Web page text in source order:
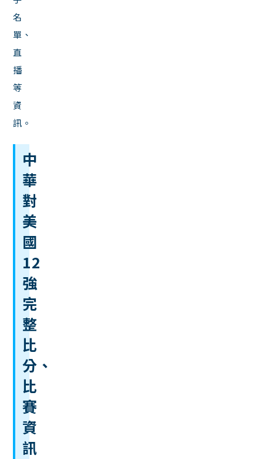
名
單、
直
播
等
資
訊。
中
華
對
美
國
12
強
完
整
比
分、
比
賽
資
訊